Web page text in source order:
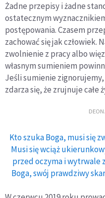
Żadne przepisy i żadne
ostatecznym
postępowania. Czasem
zachować się jak człowiek.
zwolnienie z pracy albo
własnym sumieniem
Jeśli sumienie zignorujemy,
zdarza się, że zrujnuje całe
Kto szuka Boga, musi się
Musi się wciąż
przed oczyma i wytrwale
Boga, swój prawdziwy